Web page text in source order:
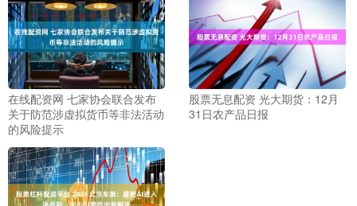
在线配资网 七家协会联合发布
关于防范涉虚拟货币等非法活动
的风险提示
股票无息配资 光大期货：12月
31日农产品日报